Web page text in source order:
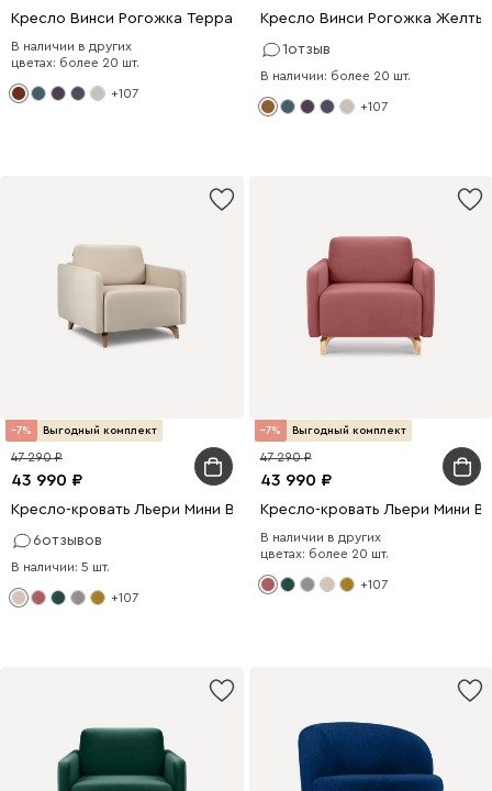
Кресло Винси Рогожка Терракотовый
В наличии в других
цветах: более 20 шт.
+107
Кресло Винси Рогожка
1отзыв
В наличии: более 20 шт.
+107
7 Выгодный комплект
43 990
47 290
Кресло-кровать Льери Мини Велюр Молочный
6отзывов
В наличии: 5 шт.
+107
7 Выгодный комплект
43 990
47 290
Кресло-кровать Льери Мини
В наличии в других
цветах: более 20 шт.
+107